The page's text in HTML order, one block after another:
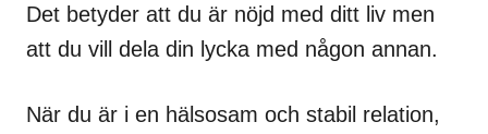
Det betyder att du är nöjd med ditt liv men
att du vill dela din lycka med någon annan.
När du är i en hälsosam och stabil relation,